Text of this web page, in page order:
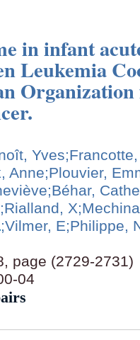
in infant
Leukemia
Organization
Yves
Anne;Plouvier,
;Béhar,
;Rialland, X
;Vilmer, E;Philippe,
page (2729-2731)
04